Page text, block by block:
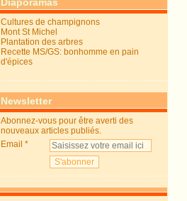
Cultures de champignons
Mont St Michel
Plantation des arbres
Recette MS/GS: bonhomme en pain
d'épices
Newsletter
Abonnez-vous pour être averti des
nouveaux articles publiés.
Email